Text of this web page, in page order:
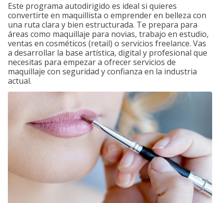
Este programa autodirigido es ideal si quieres
convertirte en maquillista o emprender en belleza con
una ruta clara y bien estructurada. Te prepara para
áreas como maquillaje para novias, trabajo en estudio,
ventas en cosméticos (retail) o servicios freelance. Vas
a desarrollar la base artística, digital y profesional que
necesitas para empezar a ofrecer servicios de
maquillaje con seguridad y confianza en la industria
actual.